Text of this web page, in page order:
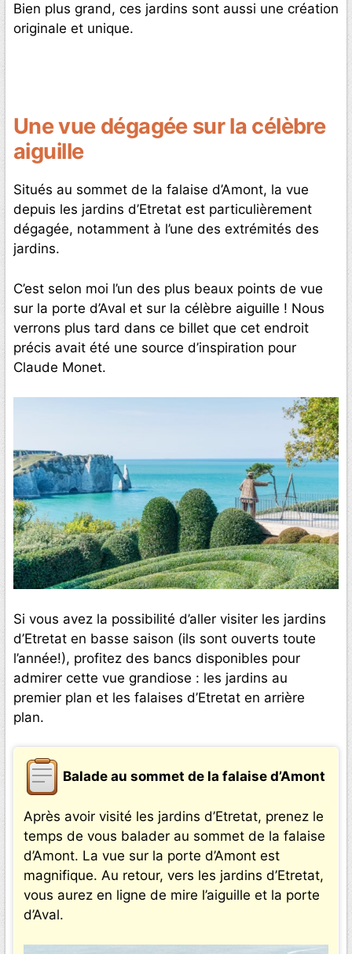
Bien plus grand, ces jardins sont aussi une création
originale et unique.
Une vue dégagée sur la célèbre
aiguille
Situés au sommet de la falaise d’Amont, la vue
depuis les jardins d’Etretat est particulièrement
dégagée, notamment à l’une des extrémités des
jardins.
C’est selon moi l’un des plus beaux points de vue
sur la porte d’Aval et sur la célèbre aiguille ! Nous
verrons plus tard dans ce billet que cet endroit
précis avait été une source d’inspiration pour
Claude Monet.
Si vous avez la possibilité d’aller visiter les jardins
d’Etretat en basse saison (ils sont ouverts toute
l’année!), profitez des bancs disponibles pour
admirer cette vue grandiose : les jardins au
premier plan et les falaises d’Etretat en arrière
plan.
Balade au sommet de la falaise d’Amont
Après avoir visité les jardins d’Etretat, prenez le
temps de vous balader au sommet de la falaise
d’Amont. La vue sur la porte d’Amont est
magnifique. Au retour, vers les jardins d’Etretat,
vous aurez en ligne de mire l’aiguille et la porte
d’Aval.